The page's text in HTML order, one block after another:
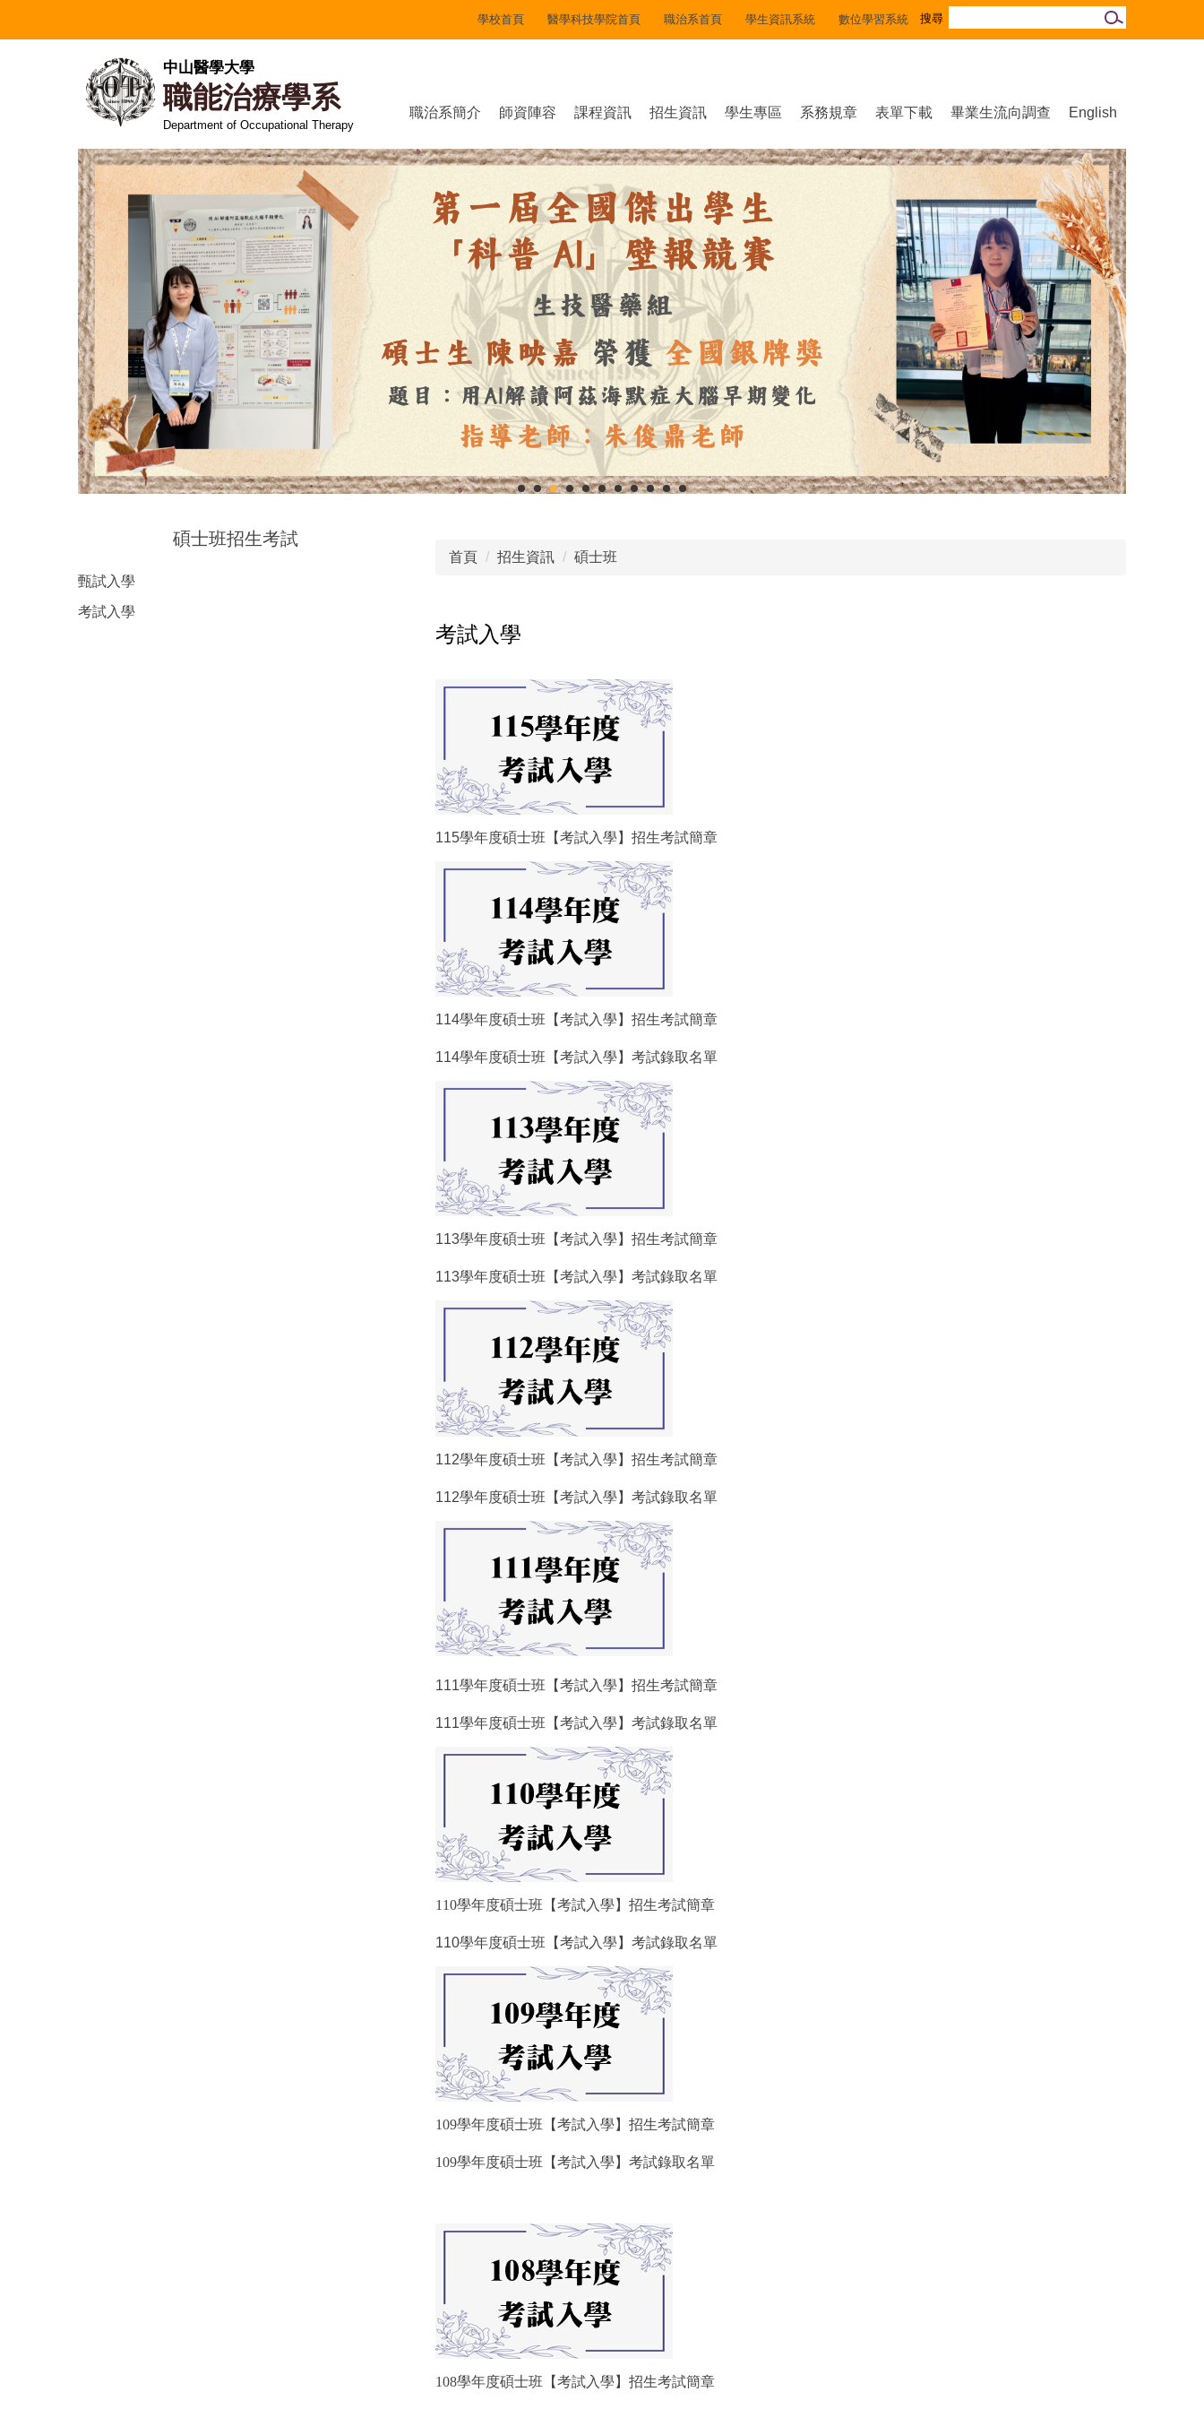
中山醫學大學
職能治療學系
Department of Occupational Therapy
職治系簡介 師資陣容 課程資訊 招生資訊 學生專區 系務規章 表單下載 畢業生流向調查 English
學校首頁 醫學科技學院首頁 職治系首頁 學生資訊系統 數位學習系統
碩士班招生考試
甄試入學
考試入學
首頁 招生資訊 碩士班
考試入學
115學年度碩士班【考試入學】招生考試簡章
114學年度碩士班【考試入學】招生考試簡章
114學年度碩士班【考試入學】考試錄取名單
113學年度碩士班【考試入學】招生考試簡章
113學年度碩士班【考試入學】考試錄取名單
112學年度碩士班【考試入學】招生考試簡章
112學年度碩士班【考試入學】考試錄取名單
111學年度碩士班【考試入學】招生考試簡章
111學年度碩士班【考試入學】考試錄取名單
110學年度碩士班【考試入學】招生考試簡章
110學年度碩士班【考試入學】考試錄取名單
109學年度碩士班【考試入學】招生考試簡章
109學年度碩士班【考試入學】考試錄取名單
108學年度碩士班【考試入學】招生考試簡章